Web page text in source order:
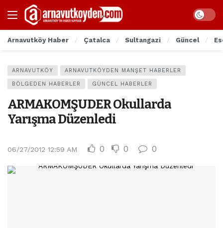
Arnavutköy Haber Çatalca Sultangazi Güncel
ARNAVUTKÖY ARNAVUTKÖYDEN MANŞET HABERLER
BÖLGEDEN HABERLER GÜNCEL HABERLER
ARMAKOMŞUDER Okullarda
Yarışma Düzenledi
06/27/2012 12:59 AM 0 0 0